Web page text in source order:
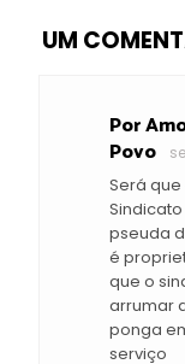
UM
Por
Povo
Será
pseuda
é
que o
arrumar
ponga
serviço